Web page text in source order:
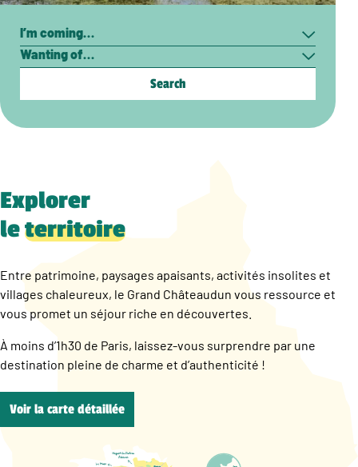
Search
Explorer
leterritoire
Entre patrimoine, paysages apaisants, activités insolites et
villages chaleureux, le Grand Châteaudun vous ressource et
vous promet un séjour riche en découvertes.
À moins d’1h30 de Paris, laissez-vous surprendre par une
destination pleine de charme et d’authenticité !
Voir la carte détaillée